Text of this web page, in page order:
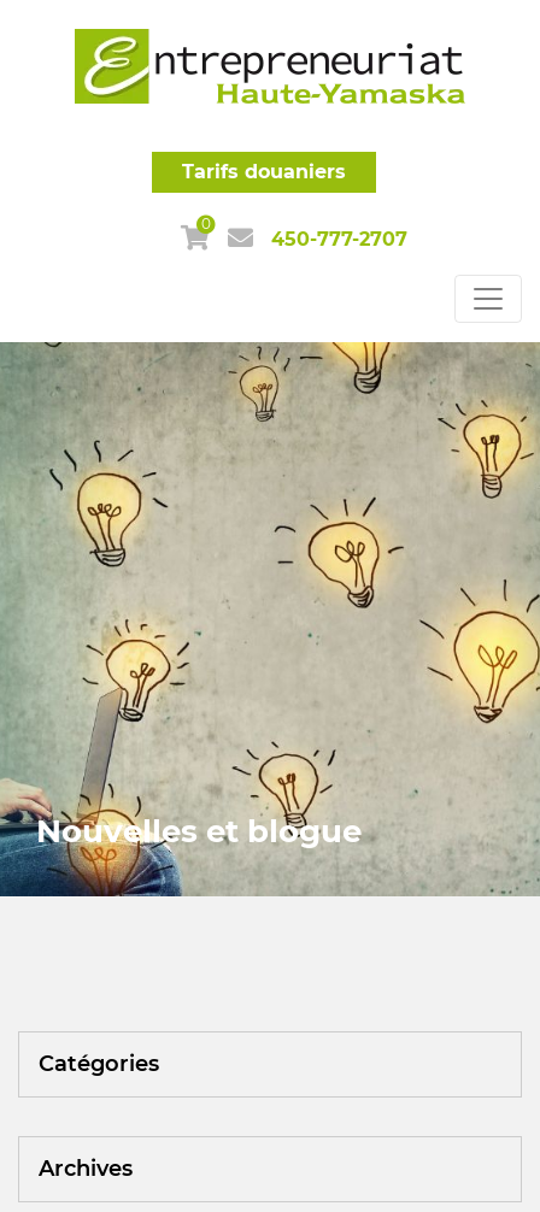
Tarifs douaniers
0
450-777-2707
Nouvelles et blogue
Catégories
Archives